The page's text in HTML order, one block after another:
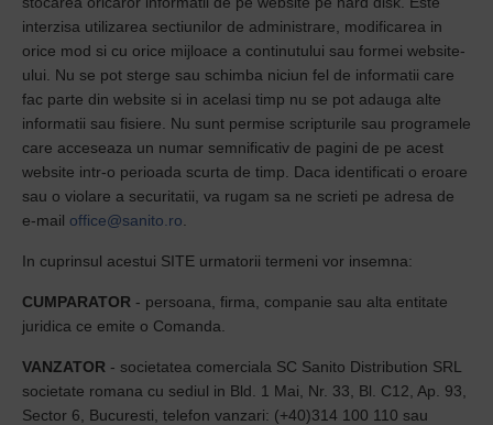
interzisa utilizarea sectiunilor de administrare, modificarea in
orice mod si cu orice mijloace a continutului sau formei website-
ului. Nu se pot sterge sau schimba niciun fel de informatii care
fac parte din website si in acelasi timp nu se pot adauga alte
informatii sau fisiere. Nu sunt permise scripturile sau programele
care acceseaza un numar semnificativ de pagini de pe acest
website intr-o perioada scurta de timp. Daca identificati o eroare
sau o violare a securitatii, va rugam sa ne scrieti pe adresa de
e-mail office@sanito.ro
In cuprinsul acestui SITE urmatorii termeni vor insemna:
CUMPARATOR - persoana, firma, companie sau alta entitate
juridica ce emite o Comanda.
VANZATOR - societatea comerciala SC Sanito Distribution SRL
societate romana cu sediul in Bld. 1 Mai, Nr. 33, Bl. C12, Ap. 93,
Sector 6, Bucuresti, telefon vanzari: (+40)314 100 110 sau